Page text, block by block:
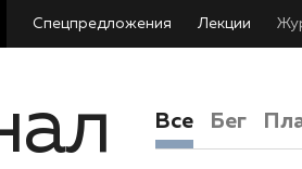
Спецпредложения Лекции
Все Бег